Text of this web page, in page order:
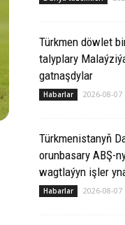
Türkmen döwlet
talyplary
gatnaşdylar
Habarlar 2026-08-07
Türkmenistanyň
orunbasary ABŞ-
wagtlaýyn işler
Habarlar 2026-08-07